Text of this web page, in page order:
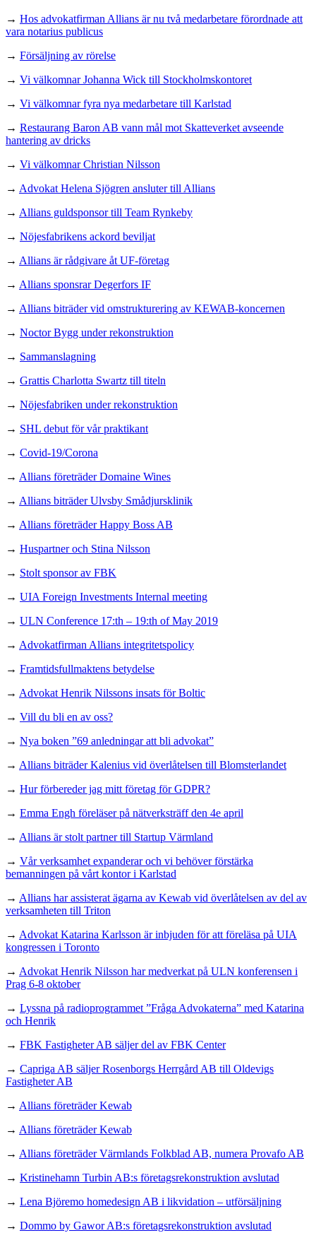
→ Hos advokatfirman Allians är nu två medarbetare förordnade att
vara notarius publicus
→ Försäljning av rörelse
→ Vi välkomnar Johanna Wick till Stockholmskontoret
→ Vi välkomnar fyra nya medarbetare till Karlstad
→ Restaurang Baron AB vann mål mot Skatteverket avseende
hantering av dricks
→ Vi välkomnar Christian Nilsson
→ Advokat Helena Sjögren ansluter till Allians
→ Allians guldsponsor till Team Rynkeby
→ Nöjesfabrikens ackord beviljat
→ Allians är rådgivare åt UF-företag
→ Allians sponsrar Degerfors IF
→ Allians biträder vid omstrukturering av KEWAB-koncernen
→ Noctor Bygg under rekonstruktion
→ Sammanslagning
→ Grattis Charlotta Swartz till titeln
→ Nöjesfabriken under rekonstruktion
→ SHL debut för vår praktikant
→ Covid-19/Corona
→ Allians företräder Domaine Wines
→ Allians biträder Ulvsby Smådjursklinik
→ Allians företräder Happy Boss AB
→ Huspartner och Stina Nilsson
→ Stolt sponsor av FBK
→ UIA Foreign Investments Internal meeting
→ ULN Conference 17:th – 19:th of May 2019
→ Advokatfirman Allians integritetspolicy
→ Framtidsfullmaktens betydelse
→ Advokat Henrik Nilssons insats för Boltic
→ Vill du bli en av oss?
→ Nya boken ”69 anledningar att bli advokat”
→ Allians biträder Kalenius vid överlåtelsen till Blomsterlandet
→ Hur förbereder jag mitt företag för GDPR?
→ Emma Engh föreläser på nätverksträff den 4e april
→ Allians är stolt partner till Startup Värmland
→ Vår verksamhet expanderar och vi behöver förstärka
bemanningen på vårt kontor i Karlstad
→ Allians har assisterat ägarna av Kewab vid överlåtelsen av del av
verksamheten till Triton
→ Advokat Katarina Karlsson är inbjuden för att föreläsa på UIA
kongressen i Toronto
→ Advokat Henrik Nilsson har medverkat på ULN konferensen i
Prag 6-8 oktober
→ Lyssna på radioprogrammet ”Fråga Advokaterna” med Katarina
och Henrik
→ FBK Fastigheter AB säljer del av FBK Center
→ Capriga AB säljer Rosenborgs Herrgård AB till Oldevigs
Fastigheter AB
→ Allians företräder Kewab
→ Allians företräder Kewab
→ Allians företräder Värmlands Folkblad AB, numera Provafo AB
→ Kristinehamn Turbin AB:s företagsrekonstruktion avslutad
→ Lena Björemo homedesign AB i likvidation – utförsäljning
→ Dommo by Gawor AB:s företagsrekonstruktion avslutad